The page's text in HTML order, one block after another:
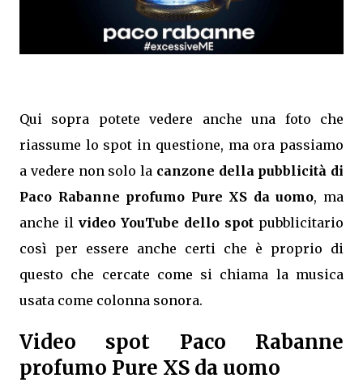
Qui sopra potete vedere anche una foto che
riassume lo spot in questione, ma ora passiamo
a vedere non solo la canzone della pubblicità di
Paco Rabanne profumo Pure XS da uomo, ma
anche il video YouTube dello spot pubblicitario
così per essere anche certi che è proprio di
questo che cercate come si chiama la musica
usata come colonna sonora.
Video spot Paco Rabanne
profumo Pure XS da uomo